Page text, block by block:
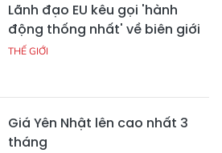
Lãnh đạo EU kêu gọi 'hành
động thống nhất' về biên giới
THẾ GIỚI
Giá Yên Nhật lên cao nhất 3
tháng